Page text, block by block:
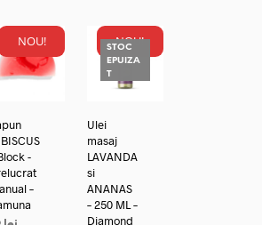
NOU!
-
–
NOU!
STOC
EPUIZA
T
Ulei
masaj
LAVANDA
si
ANANAS
– 250 ML –
Diamond